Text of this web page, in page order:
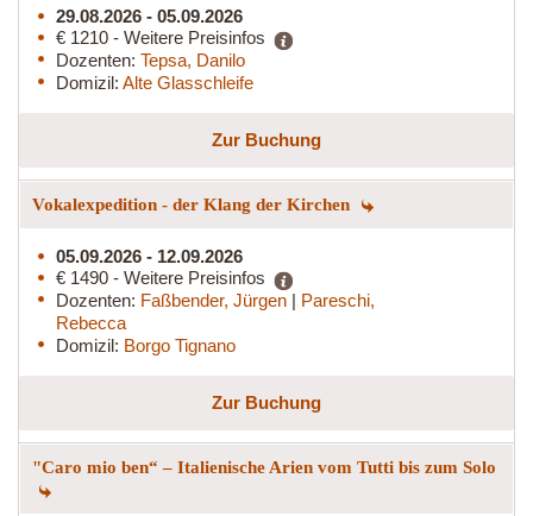
29.08.2026 - 05.09.2026
€ 1210 - Weitere Preisinfos
Dozenten: Tepsa, Danilo
Domizil: Alte Glasschleife
Zur Buchung
Vokalexpedition - der Klang der Kirchen
05.09.2026 - 12.09.2026
€ 1490 - Weitere Preisinfos
Dozenten: Faßbender, Jürgen | Pareschi,
Rebecca
Domizil: Borgo Tignano
Zur Buchung
"Caro mio ben“ – Italienische Arien vom Tutti bis zum Solo